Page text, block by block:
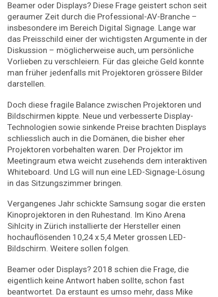
Beamer oder Displays? Diese Frage geistert schon seit
geraumer Zeit durch die Professional-AV-Branche –
insbesondere im Bereich Digital Signage. Lange war
das Preisschild einer der wichtigsten Argumente in der
Diskussion – möglicherweise auch, um persönliche
Vorlieben zu verschleiern. Für das gleiche Geld konnte
man früher jedenfalls mit Projektoren grössere Bilder
darstellen.
Doch diese fragile Balance zwischen Projektoren und
Bildschirmen kippte. Neue und verbesserte Display-
Technologien sowie sinkende Preise brachten Displays
schliesslich auch in die Domänen, die bisher eher
Projektoren vorbehalten waren. Der Projektor im
Meetingraum etwa weicht zusehends dem interaktiven
Whiteboard. Und LG will nun eine LED-Signage-Lösung
in das Sitzungszimmer bringen.
Vergangenes Jahr schickte Samsung sogar die ersten
Kinoprojektoren in den Ruhestand. Im Kino Arena
Sihlcity in Zürich installierte der Hersteller einen
hochauflösenden 10,24 x 5,4 Meter grossen LED-
Bildschirm. Weitere sollen folgen.
Beamer oder Displays? 2018 schien die Frage, die
eigentlich keine Antwort haben sollte, schon fast
beantwortet. Da erstaunt es umso mehr, dass Mike